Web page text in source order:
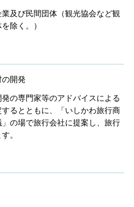
及び民間団体（観光協会など観
除く。）
開発
の専門家等のアドバイスによる
るとともに、「いしかわ旅行商
の場で旅行会社に提案し、旅行
。